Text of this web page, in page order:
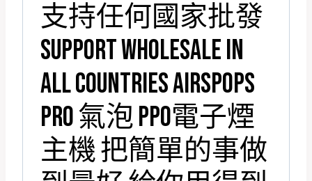
支持任何國家批發
SUPPORT WHOLESALE IN
ALL COUNTRIES AIRSPOPS
PRO 氣泡 PPO電子煙
主機 把簡單的事做